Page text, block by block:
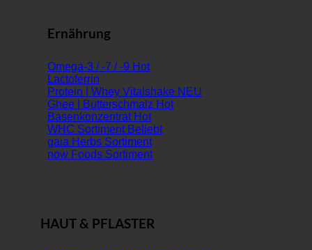
Ernährung
Omega-3 / -7 / -9
Lactoferrin
Protein | Whey Vitalshake
Ghee | Butterschmalz
Basenkonzentrat
WHC Sortiment
gaia Herbs Sortiment
now Foods Sortiment
HAUT & PFLASTER